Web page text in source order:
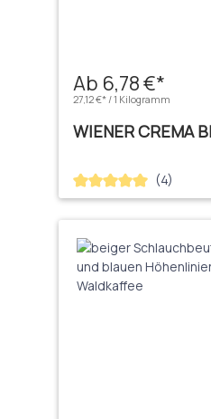
Ab 6,78 €*
27,12 €* / 1 Kilogramm
WIENER CREMA
Durchschnittliche
(4)